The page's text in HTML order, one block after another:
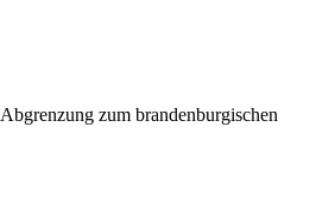
zum brandenburgischen